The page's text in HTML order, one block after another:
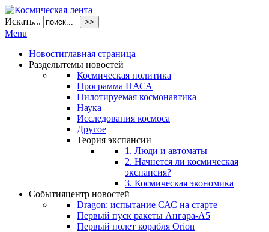
Искать... >>
Menu
Новостиглавная страница
Разделытемы новостей
Космическая политика
Программа НАСА
Пилотируемая космонавтика
Наука
Исследования космоса
Другое
Теория экспансии
1. Люди и автоматы
2. Начнется ли космическая
экспансия?
3. Космическая экономика
Событияцентр новостей
Dragon: испытание САС на старте
Первый пуск ракеты Ангара-А5
Первый полет корабля Orion